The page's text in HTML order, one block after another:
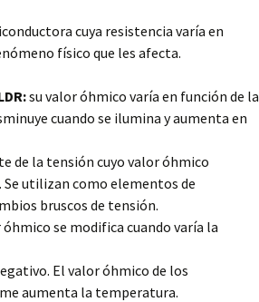
cuya resistencia varía en
físico que les afecta.
su valor óhmico varía en función de la
cuando se ilumina y aumenta en
de la tensión cuyo valor óhmico
utilizan como elementos de
bruscos de tensión.
se modifica cuando varía la
El valor óhmico de los
aumenta la temperatura.